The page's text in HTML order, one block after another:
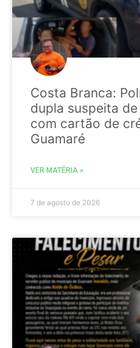
Costa Branca:
dupla suspeita
com cartão de
Guamaré
VER MATÉRIA »
7 de agosto de 2026